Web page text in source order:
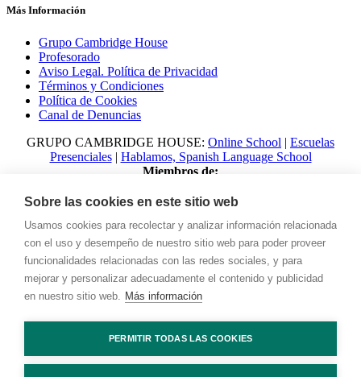
Más Información
Grupo Cambridge House
Profesorado
Aviso Legal. Política de Privacidad
Términos y Condiciones
Política de Cookies
Canal de Denuncias
GRUPO CAMBRIDGE HOUSE: Online School | Escuelas
Presenciales| Hablamos, Spanish Language School
Miembros de:
© 2023 Talking with Cambridge. All rights reserved Digital
Marketing byAdlibweb
Sobre las cookies en este sitio web
Usamos cookies para recolectar y analizar información relacionada
con el uso y desempeño de nuestro sitio web para poder proveer
funcionalidades relacionadas con las redes sociales, y para
mejorar y personalizar adecuadamente el contenido y publicidad
en nuestro sitio web. Más información
PERMITIR TODAS LAS COOKIES